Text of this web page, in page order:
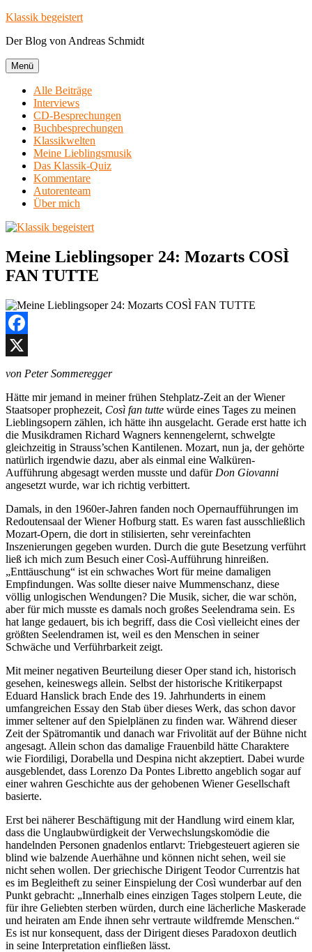
Zum
springen
Klassik begeistert
Der Blog von Andreas Schmidt
Menü
Alle Beiträge
Interviews
CD-Besprechungen
Buchbesprechungen
Klassikwelten
Meine Lieblingsmusik
Das Klassik-Quiz
Kommentare
Autorenteam
Über mich
Meine Lieblingsoper 24: Mozarts COSÌ
FAN TUTTE
Facebook
von Peter Sommeregger
Hätte mir jemand in meiner frühen Stehplatz-Zeit an der Wiener
Staatsoper prophezeit, Così fan tutte würde eines Tages zu meinen
Lieblingsopern zählen, ich hätte ihn ausgelacht. Gerade erst hatte ich
die Musikdramen Richard Wagners kennengelernt, schwelgte
gleichzeitig in Strauss’schen Kantilenen. Mozart, nun ja, der gehörte
natürlich irgendwie dazu, aber als einmal eine Walküren-
Aufführung abgesagt werden musste und dafür Don Giovanni
angesetzt wurde, war ich richtig verbittert.
Damals, in den 1960er-Jahren fanden noch Opernaufführungen im
Redoutensaal der Wiener Hofburg statt. Es waren fast ausschließlich
Mozart-Opern, die dort in stilisierten, sehr vereinfachten
Inszenierungen gegeben wurden. Durch die gute Besetzung verführt
ließ ich mich zum Besuch einer Così-Aufführung hinreißen.
„Enttäuschung“ ist ein schwaches Wort für meine damaligen
Empfindungen. Was sollte dieser naive Mummenschanz, diese
völlig unlogischen Wendungen? Die Musik, sicher, die war schön,
aber für mich musste es damals noch großes Seelendrama sein. Es
hat lange gedauert, bis ich begriff, dass die Così vielleicht eines der
größten Seelendramen ist, weil es den Menschen in seiner
Schwäche und Verführbarkeit zeigt.
Mit meiner negativen Beurteilung dieser Oper stand ich, historisch
gesehen, keineswegs allein. Selbst der historische Kritikerpapst
Eduard Hanslick brach Ende des 19. Jahrhunderts in einem
umfangreichen Essay den Stab über dieses Werk, das schon davor
immer seltener auf den Spielplänen zu finden war. Während dieser
Zeit der Spätromantik und danach war Frivolität auf der Bühne nicht
angesagt. Allein schon das damalige Frauenbild hätte Charaktere
wie Fiordiligi, Dorabella und Despina nicht akzeptiert. Dabei wurde
ausgeblendet, dass Lorenzo Da Pontes Libretto angeblich sogar auf
einer wahren Geschichte aus der gehobenen Wiener Gesellschaft
basierte.
Erst bei näherer Beschäftigung mit der Handlung wird einem klar,
dass die Unglaubwürdigkeit der Verwechslungskomödie die
handelnden Personen gnadenlos entlarvt: Triebgesteuert agieren sie
blind wie balzende Auerhähne und können nicht sehen, weil sie
nicht sehen wollen. Der griechische Dirigent Teodor Currentzis hat
es im Begleitheft zu seiner Einspielung der Così wunderbar auf den
Punkt gebracht: „Innerhalb eines einzigen Tages stolpern Leute, die
für ihre Geliebten sterben würden, durch eine lächerliche Maskerade
und heiraten am Ende ihnen sehr vertraute wildfremde Menschen.“
Es ist nur konsequent, dass der Dirigent dieses Paradoxon deutlich
in seine Interpretation einfließen lässt.